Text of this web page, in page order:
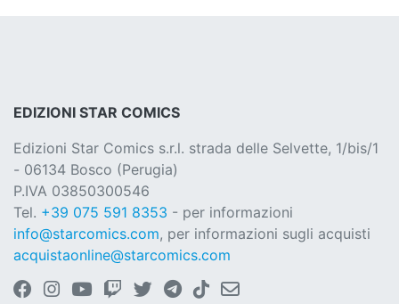
EDIZIONI STAR COMICS
Edizioni Star Comics s.r.l. strada delle Selvette, 1/bis/1
- 06134 Bosco (Perugia)
P.IVA 03850300546
Tel. +39 075 591 8353 - per informazioni
info@starcomics.com, per informazioni sugli acquisti
acquistaonline@starcomics.com